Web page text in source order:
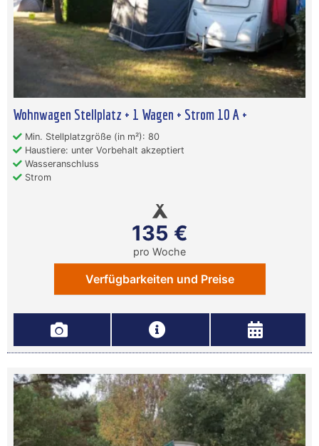
Wohnwagen Stellplatz + 1 Wagen + Strom 10 A +
Min. Stellplatzgröße (in m²): 80
Haustiere: unter Vorbehalt akzeptiert
Wasseranschluss
Strom
135 €
pro Woche
Verfügbarkeiten und Preise